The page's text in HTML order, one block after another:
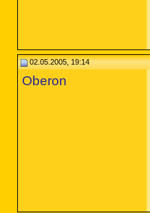
02.05.2005, 19:14
Oberon